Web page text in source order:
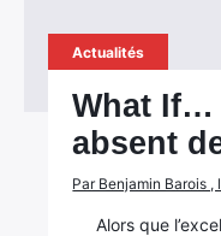
Actualités
What If…
absent
Par Benjamin Barois ,
Alors que